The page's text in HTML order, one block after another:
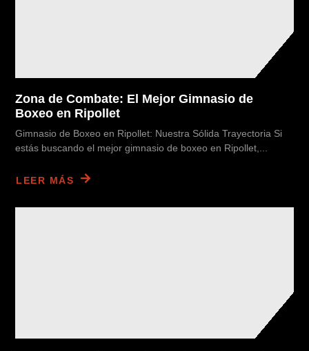
Zona de Combate: El Mejor Gimnasio de
Boxeo en Ripollet
Gimnasio de Boxeo en Ripollet: Nuestra Sólida Trayectoria Si
estás buscando el mejor gimnasio de boxeo en Ripollet,...
LEER MÁS